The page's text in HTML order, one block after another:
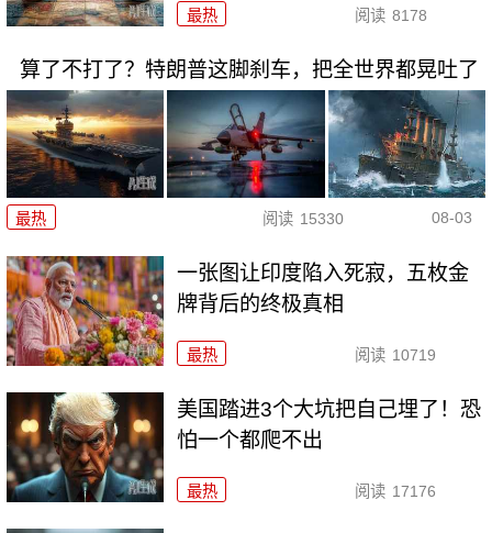
最热 阅读 8178
算了不打了？特朗普这脚刹车，把全世界都晃吐了
最热 阅读 15330 08-03
一张图让印度陷入死寂，五枚金
牌背后的终极真相
最热 阅读 10719
美国踏进3个大坑把自己埋了！恐
怕一个都爬不出
最热 阅读 17176